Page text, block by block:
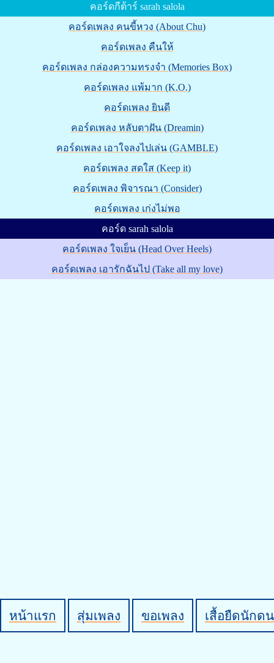
คอร์ดกีต้าร์ sarah salola
คอร์ดเพลง คนขี้หวง (About Chu)
คอร์ดเพลง คืนให้
คอร์ดเพลง กล่องความทรงจำ (Memories Box)
คอร์ดเพลง แพ้มาก (K.O.)
คอร์ดเพลง ยินดี
คอร์ดเพลง หลับตาฝัน (Dreamin)
คอร์ดเพลง เอาใจลงไปเล่น (GAMBLE)
คอร์ดเพลง สดใส (Keep it)
คอร์ดเพลง พิจารณา (Consider)
คอร์ดเพลง เก่งไม่พอ
คอร์ด sarah salola
คอร์ดเพลง ใจเย็น (Head Over Heels)
คอร์ดเพลง เอารักฉันไป (Take all my love)
หน้าแรก สุ่มเพลง ขอเพลง เสื้อยืดนักด